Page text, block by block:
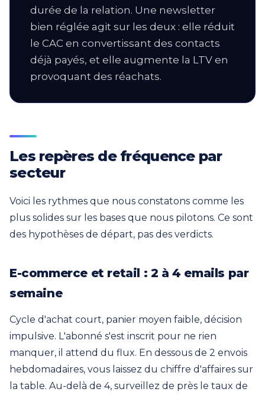
durée de la relation. Une newsletter
bien réglée agit sur les deux : elle réduit
le CAC en convertissant des contacts
déjà payés, et elle augmente la LTV en
provoquant des réachats.
Les repères de fréquence par
secteur
Voici les rythmes que nous constatons comme les
plus solides sur les bases que nous pilotons. Ce sont
des hypothèses de départ, pas des verdicts.
E-commerce et retail : 2 à 4 emails par
semaine
Cycle d'achat court, panier moyen faible, décision
impulsive. L'abonné s'est inscrit pour ne rien
manquer, il attend du flux. En dessous de 2 envois
hebdomadaires, vous laissez du chiffre d'affaires sur
la table. Au-delà de 4, surveillez de près le taux de